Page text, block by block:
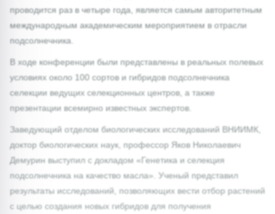
проводится раз в четыре года, является самым авторитетным
международным академическим мероприятием в отрасли
подсолнечника.
В ходе конференции были представлены в реальных полевых
условиях около 100 сортов и гибридов подсолнечника
селекции ведущих селекционных центров, а также
презентации всемирно известных экспертов.
Заведующий отделом биологических исследований ВНИИМК,
доктор биологических наук, профессор Яков Николаевич
Демурин выступил с докладом «Генетика и селекция
подсолнечника на качество масла». Ученый представил
результаты исследований, позволяющих вести отбор растений
с целью создания новых гибридов для получения